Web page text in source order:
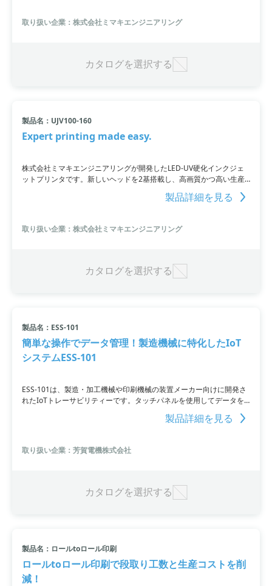
取り扱い企業：株式会社ミマキエンジニアリング
カタログを選択する
製品名：UJV100-160
Expert printing made easy.
株式会社ミマキエンジニアリングが開発したLED-UV硬化インクジェ
ットプリンタです。新しいヘッドを2基搭載し、高画質かつ高い生産
性、安定稼働を実現しています。NCU、NRS、MAPS4といった機能
に加え、DASも搭載しており、作業の自動化が可能です。操作性能、
ーザーにも最適。
製品詳細を見る
取り扱い企業：株式会社ミマキエンジニアリング
カタログを選択する
製品名：ESS-101
簡単な操作でデータ管理！製造機械に特化したIoT
システムESS-101
ESS-101は、製造・加工機械や印刷機械の装置メーカー向けに開発さ
れたIoTトレーサビリティーです。タッチパネルを使用してデータを
表示し、簡単にEXCELファイルで管理することができます。既存のシ
ステムにも容易に接続可能であり、生産記録や品質情報を顧客に簡単
張が可能です。
製品詳細を見る
取り扱い企業：芳賀電機株式会社
カタログを選択する
製品名：ロールtoロール印刷
ロールtoロール印刷で段取り工数と生産コストを削
減！